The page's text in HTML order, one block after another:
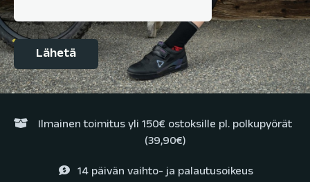
Ilmainen toimitus yli 150€ ostoksille pl. polkupyörät
(39,90€)
14 päivän vaihto- ja palautusoikeus